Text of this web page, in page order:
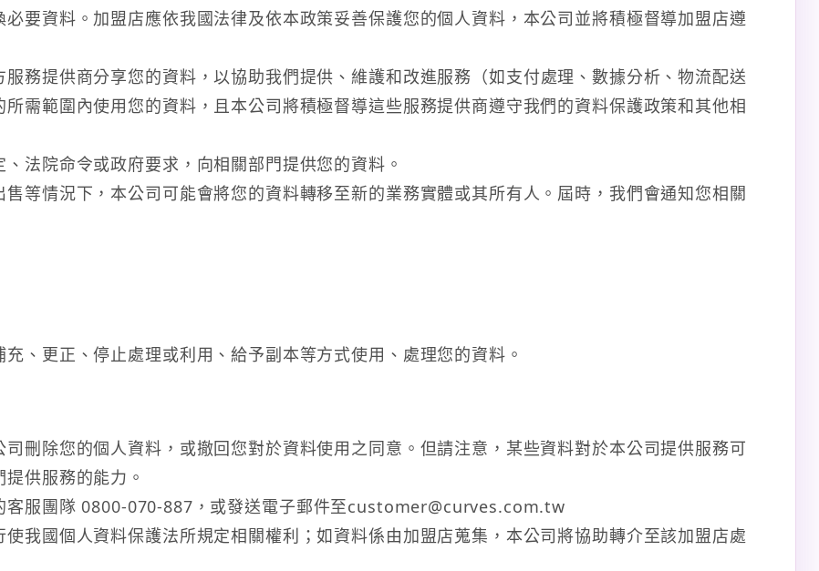
要資料。加盟店應依我國法律及依本政策妥善保護您的個人資料，本公司並將積極督導加盟店遵
務提供商分享您的資料，以協助我們提供、維護和改進服務（如支付處理、數據分析、物流配送
需範圍內使用您的資料，且本公司將積極督導這些服務提供商遵守我們的資料保護政策和其他相
法院命令或政府要求，向相關部門提供您的資料。
等情況下，本公司可能會將您的資料轉移至新的業務實體或其所有人。屆時，我們會通知您相關
、更正、停止處理或利用、給予副本等方式使用、處理您的資料。
刪除您的個人資料，或撤回您對於資料使用之同意。但請注意，某些資料對於本公司提供服務可
供服務的能力。
服團隊 0800-070-887，或發送電子郵件至customer@curves.com.tw
我國個人資料保護法所規定相關權利；如資料係由加盟店蒐集，本公司將協助轉介至該加盟店處